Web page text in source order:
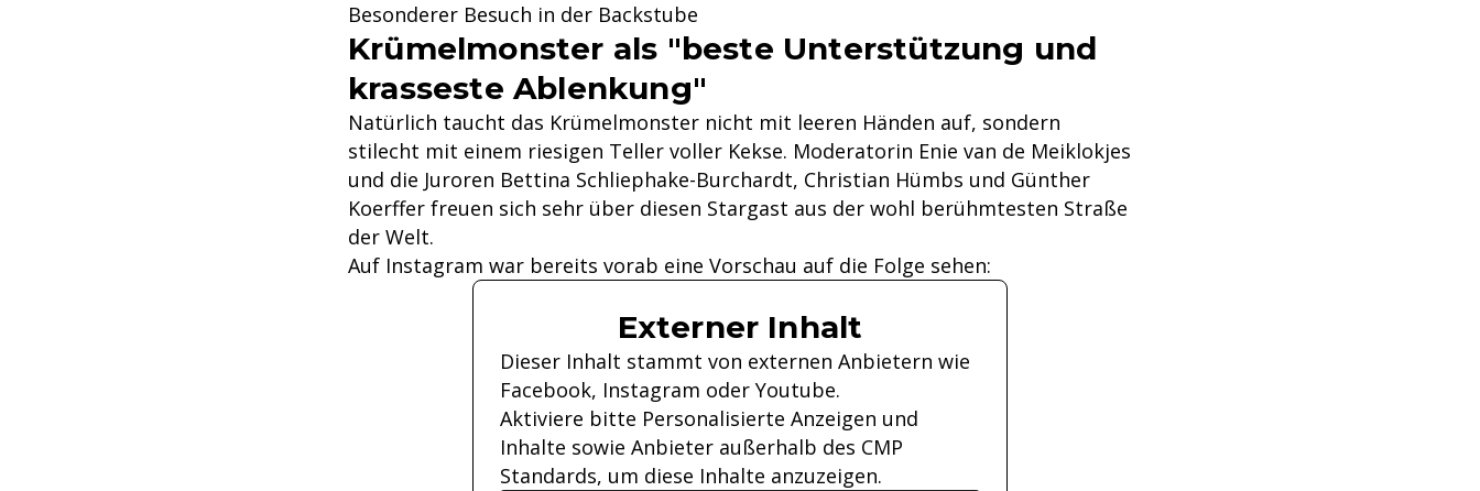
Besonderer Besuch in der Backstube
Krümelmonster als "beste Unterstützung und
krasseste Ablenkung"
Natürlich taucht das Krümelmonster nicht mit leeren Händen auf, sondern
stilecht mit einem riesigen Teller voller Kekse. Moderatorin Enie van de Meiklokjes
und die Juroren Bettina Schliephake-Burchardt, Christian Hümbs und Günther
Koerffer freuen sich sehr über diesen Stargast aus der wohl berühmtesten Straße
der Welt.
Auf Instagram war bereits vorab eine Vorschau auf die Folge sehen:
Externer Inhalt
Dieser Inhalt stammt von externen Anbietern wie
Facebook, Instagram oder Youtube.
Aktiviere bitte Personalisierte Anzeigen und
Inhalte sowie Anbieter außerhalb des CMP
Standards, um diese Inhalte anzuzeigen.